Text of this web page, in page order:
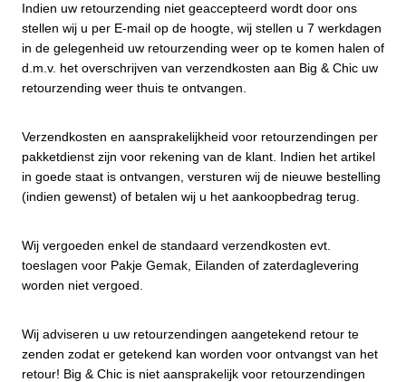
Indien uw retourzending niet geaccepteerd wordt door ons
stellen wij u per E-mail op de hoogte, wij stellen u 7 werkdagen
in de gelegenheid uw retourzending weer op te komen halen of
d.m.v. het overschrijven van verzendkosten aan Big & Chic uw
retourzending weer thuis te ontvangen.
Verzendkosten en aansprakelijkheid voor retourzendingen per
pakketdienst zijn voor rekening van de klant. Indien het artikel
in goede staat is ontvangen, versturen wij de nieuwe bestelling
(indien gewenst) of betalen wij u het aankoopbedrag terug.
Wij vergoeden enkel de standaard verzendkosten evt.
toeslagen voor Pakje Gemak, Eilanden of zaterdaglevering
worden niet vergoed.
Wij adviseren u uw retourzendingen aangetekend retour te
zenden zodat er getekend kan worden voor ontvangst van het
retour! Big & Chic is niet aansprakelijk voor retourzendingen